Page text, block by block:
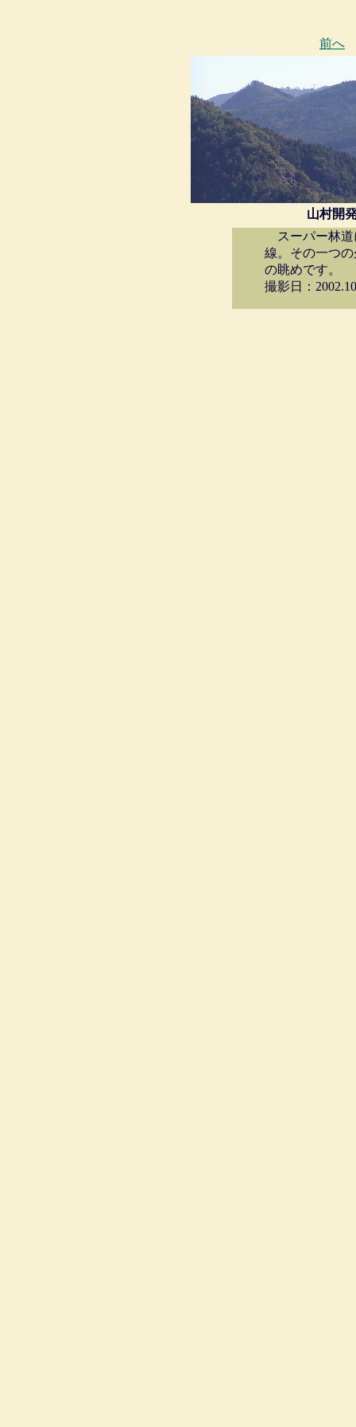
前へ
山村開
スーパー林道
線。その一つ
の眺めです。
撮影日：